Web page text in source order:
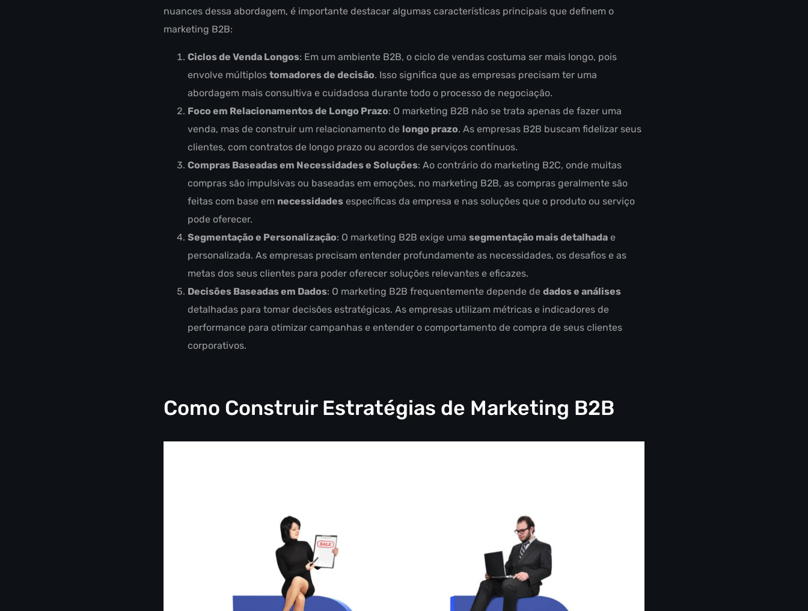
nuances dessa abordagem, é importante destacar algumas características principais que definem o
marketing B2B:
Ciclos de Venda Longos: Em um ambiente B2B, o ciclo de vendas costuma ser mais longo, pois
envolve múltiplos tomadores de decisão. Isso significa que as empresas precisam ter uma
abordagem mais consultiva e cuidadosa durante todo o processo de negociação.
Foco em Relacionamentos de Longo Prazo: O marketing B2B não se trata apenas de fazer uma
venda, mas de construir um relacionamento de longo prazo. As empresas B2B buscam fidelizar seus
clientes, com contratos de longo prazo ou acordos de serviços contínuos.
Compras Baseadas em Necessidades e Soluções: Ao contrário do marketing B2C, onde muitas
compras são impulsivas ou baseadas em emoções, no marketing B2B, as compras geralmente são
feitas com base em necessidades específicas da empresa e nas soluções que o produto ou serviço
pode oferecer.
Segmentação e Personalização: O marketing B2B exige uma segmentação mais detalhada e
personalizada. As empresas precisam entender profundamente as necessidades, os desafios e as
metas dos seus clientes para poder oferecer soluções relevantes e eficazes.
Decisões Baseadas em Dados: O marketing B2B frequentemente depende de dados e análises
detalhadas para tomar decisões estratégicas. As empresas utilizam métricas e indicadores de
performance para otimizar campanhas e entender o comportamento de compra de seus clientes
corporativos.
Como Construir Estratégias de Marketing B2B